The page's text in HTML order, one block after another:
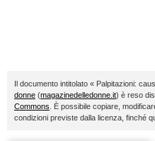
Il documento intitolato « Palpitazioni:
donne (magazinedelledonne.it) è reso
Commons . È possibile copiare,
condizioni previste dalla licenza, finché